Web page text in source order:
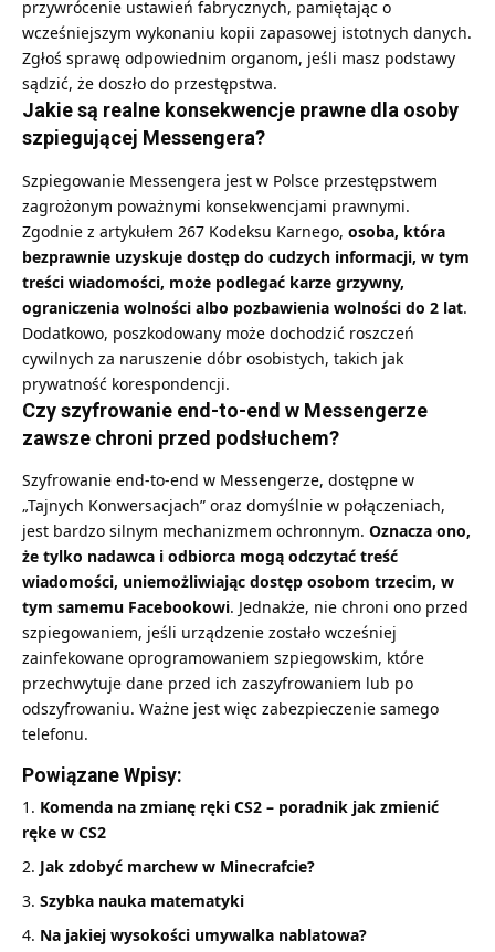
przywrócenie ustawień fabrycznych, pamiętając o
wcześniejszym wykonaniu kopii zapasowej istotnych danych.
Zgłoś sprawę odpowiednim organom, jeśli masz podstawy
sądzić, że doszło do przestępstwa.
Jakie są realne konsekwencje prawne dla osoby
szpiegującej Messengera?
Szpiegowanie Messengera jest w Polsce przestępstwem
zagrożonym poważnymi konsekwencjami prawnymi.
Zgodnie z artykułem 267 Kodeksu Karnego, osoba, która
bezprawnie uzyskuje dostęp do cudzych informacji, w tym
treści wiadomości, może podlegać karze grzywny,
ograniczenia wolności albo pozbawienia wolności do 2 lat.
Dodatkowo, poszkodowany może dochodzić roszczeń
cywilnych za naruszenie dóbr osobistych, takich jak
prywatność korespondencji.
Czy szyfrowanie end-to-end w Messengerze
zawsze chroni przed podsłuchem?
Szyfrowanie end-to-end w Messengerze, dostępne w
„Tajnych Konwersacjach” oraz domyślnie w połączeniach,
jest bardzo silnym mechanizmem ochronnym. Oznacza ono,
że tylko nadawca i odbiorca mogą odczytać treść
wiadomości, uniemożliwiając dostęp osobom trzecim, w
tym samemu Facebookowi. Jednakże, nie chroni ono przed
szpiegowaniem, jeśli urządzenie zostało wcześniej
zainfekowane oprogramowaniem szpiegowskim, które
przechwytuje dane przed ich zaszyfrowaniem lub po
odszyfrowaniu. Ważne jest więc zabezpieczenie samego
telefonu.
Powiązane Wpisy:
Komenda na zmianę ręki CS2 – poradnik jak zmienić
ręke w CS2
Jak zdobyć marchew w Minecrafcie?
Szybka nauka matematyki
Na jakiej wysokości umywalka nablatowa?